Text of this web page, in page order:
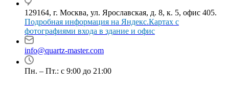
129164, г. Москва, ул. Ярославская, д. 8, к. 5, офис 405.
Подробная информация на Яндекс.Картах с
фотографиями входа в здание и офис
info@quartz-master.com
Пн. – Пт.: с 9:00 до 21:00